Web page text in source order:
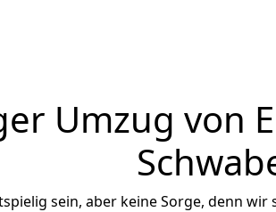
Umzug von
sein, aber keine Sorge, denn wir